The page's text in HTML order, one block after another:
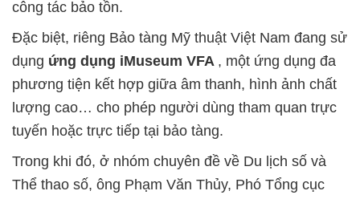
công tác bảo tồn.
Đặc biệt, riêng Bảo tàng Mỹ thuật Việt Nam đang sử
dụng ứng dụng iMuseum VFA , một ứng dụng đa
phương tiện kết hợp giữa âm thanh, hình ảnh chất
lượng cao… cho phép người dùng tham quan trực
tuyến hoặc trực tiếp tại bảo tàng.
Trong khi đó, ở nhóm chuyên đề về Du lịch số và
Thể thao số, ông Phạm Văn Thủy, Phó Tổng cục